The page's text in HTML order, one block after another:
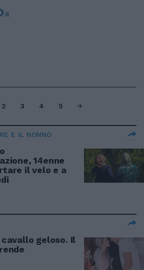
2 3 4 5
E IL NONNO
14enne
il velo e a
geloso. Il